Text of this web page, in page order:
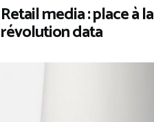
Retail media : place à la
révolution data